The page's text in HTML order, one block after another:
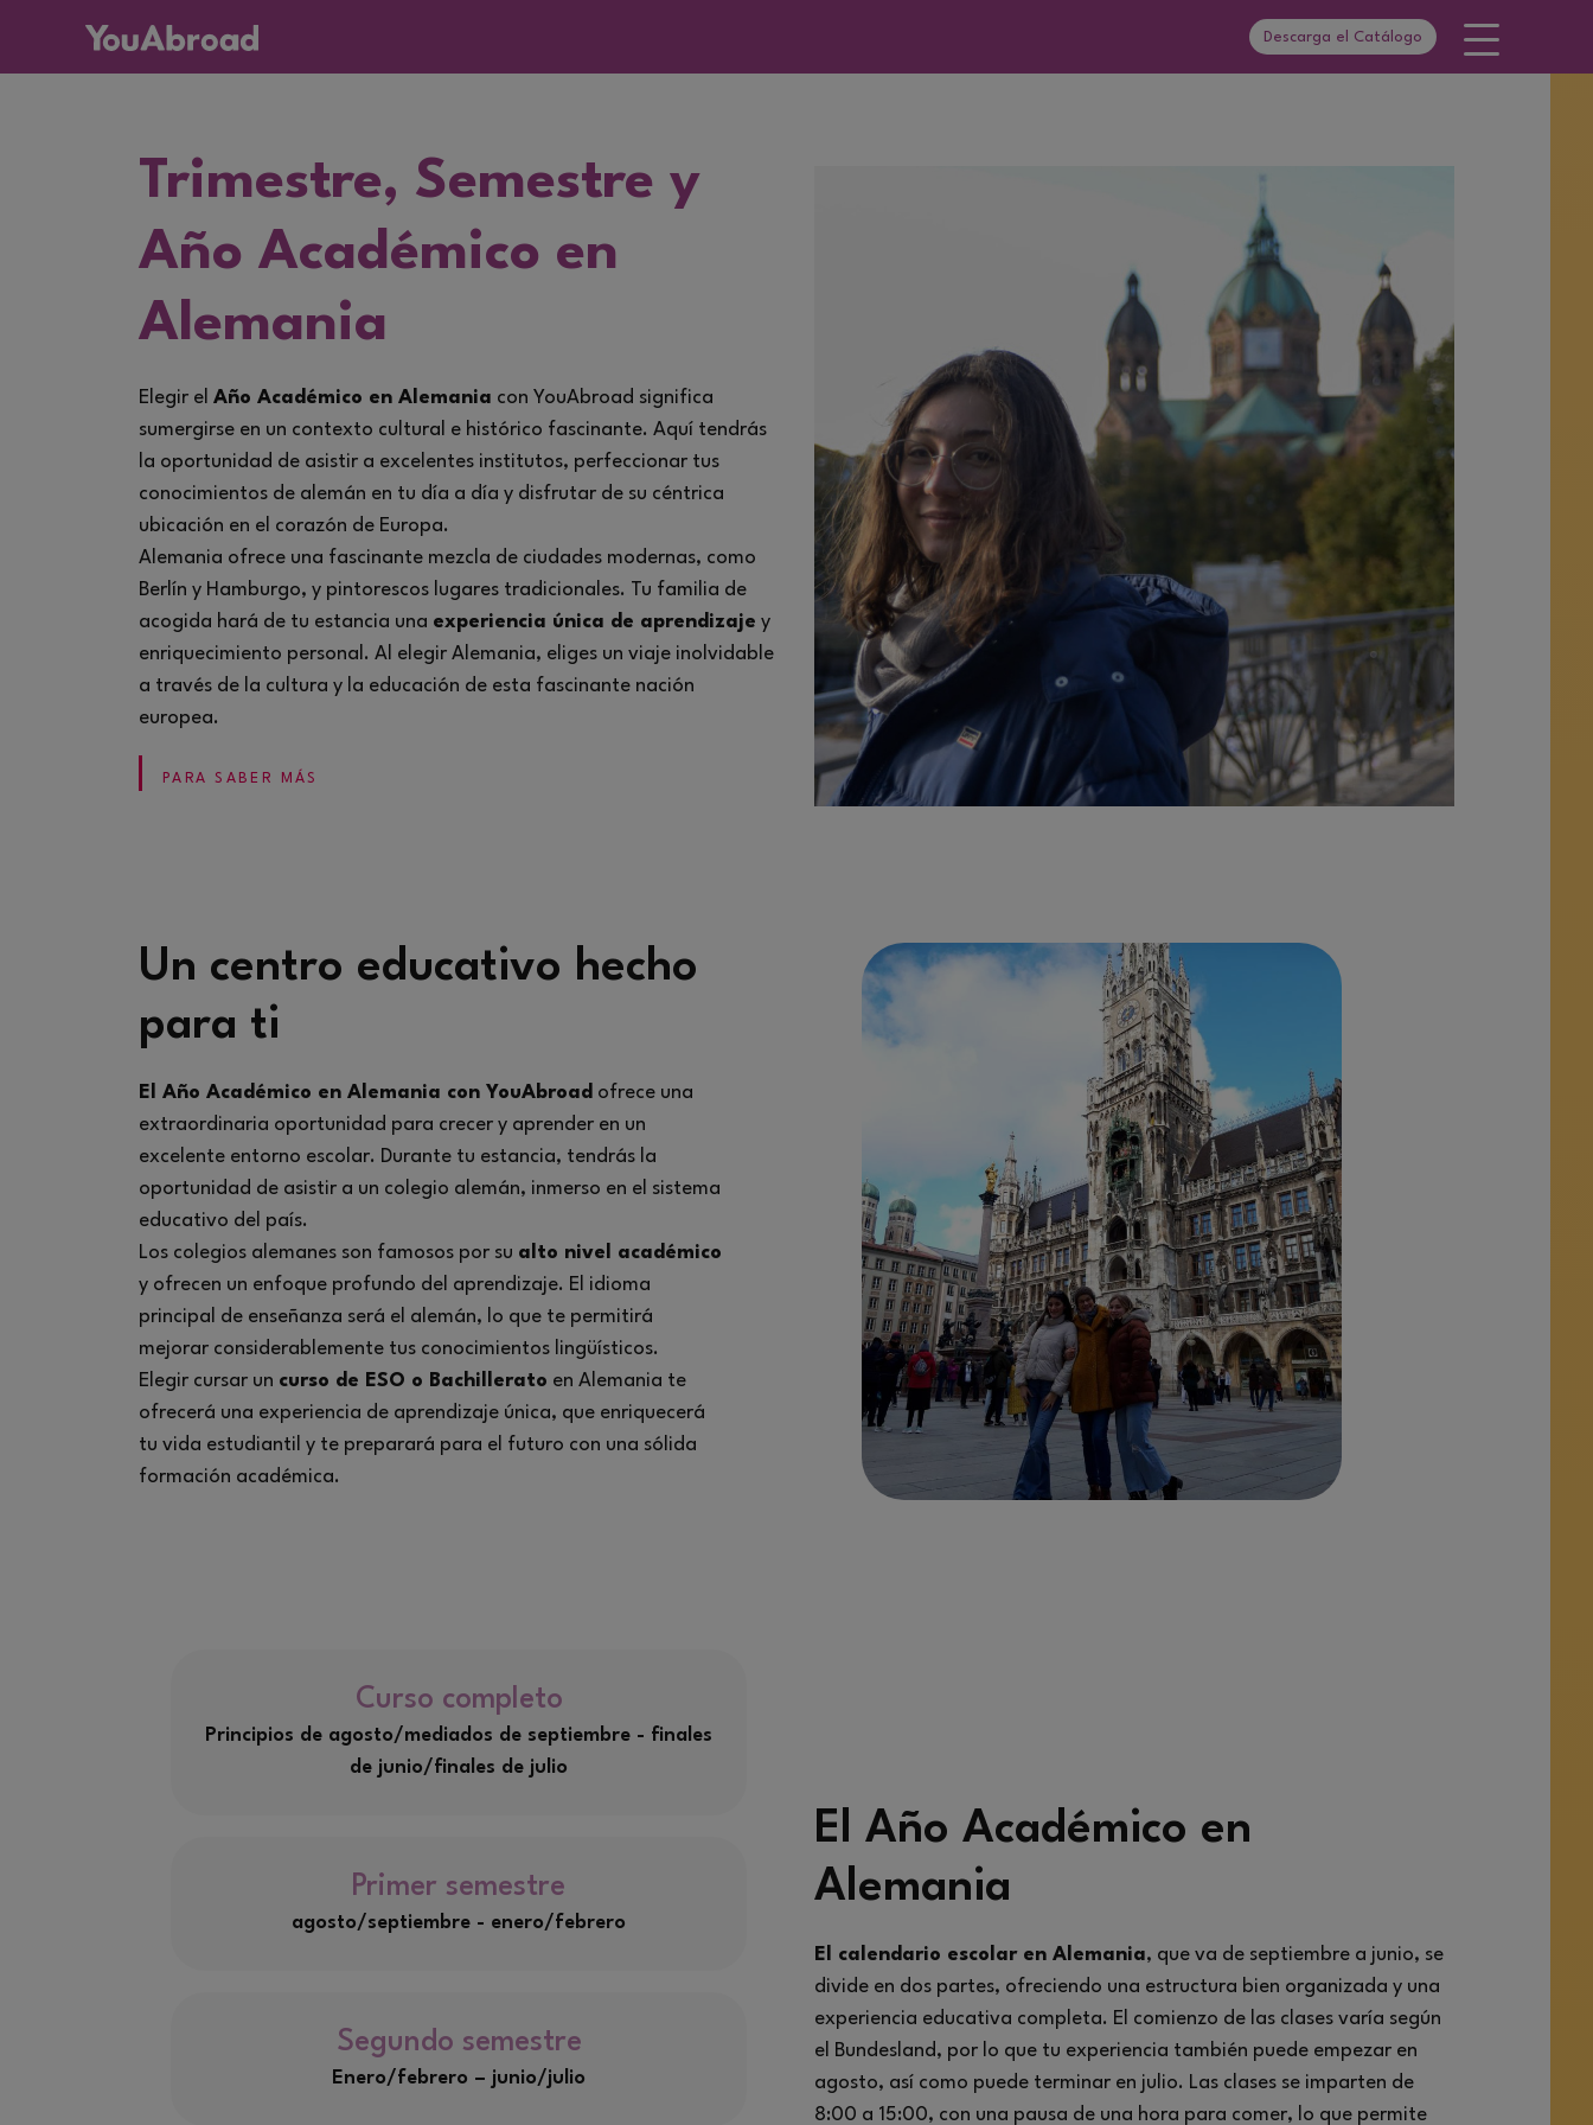
Descarga el Catálogo
Trimestre, Semestre y
Año Académico en
Alemania
Elegir el Año Académico en Alemania con YouAbroad significa
sumergirse en un contexto cultural e histórico fascinante. Aquí tendrás
la oportunidad de asistir a excelentes institutos, perfeccionar tus
conocimientos de alemán en tu día a día y disfrutar de su céntrica
ubicación en el corazón de Europa.
Alemania ofrece una fascinante mezcla de ciudades modernas, como
Berlín y Hamburgo, y pintorescos lugares tradicionales. Tu familia de
acogida hará de tu estancia una experiencia única de aprendizaje y
enriquecimiento personal. Al elegir Alemania, eliges un viaje inolvidable
a través de la cultura y la educación de esta fascinante nación
europea.
PARA SABER MÁS
Un centro educativo hecho
para ti
El Año Académico en Alemania con YouAbroad ofrece una
extraordinaria oportunidad para crecer y aprender en un
excelente entorno escolar. Durante tu estancia, tendrás la
oportunidad de asistir a un colegio alemán, inmerso en el sistema
educativo del país.
Los colegios alemanes son famosos por su alto nivel académico
y ofrecen un enfoque profundo del aprendizaje. El idioma
principal de enseñanza será el alemán, lo que te permitirá
mejorar considerablemente tus conocimientos lingüísticos.
Elegir cursar un curso de ESO o Bachillerato en Alemania te
ofrecerá una experiencia de aprendizaje única, que enriquecerá
tu vida estudiantil y te preparará para el futuro con una sólida
formación académica.
Curso completo
Principios de agosto/mediados de septiembre - finales
de junio/finales de julio
Primer semestre
agosto/septiembre - enero/febrero
Segundo semestre
Enero/febrero – junio/julio
El Año Académico en
Alemania
El calendario escolar en Alemania, que va de septiembre a junio, se
divide en dos partes, ofreciendo una estructura bien organizada y una
experiencia educativa completa. El comienzo de las clases varía según
el Bundesland, por lo que tu experiencia también puede empezar en
agosto, así como puede terminar en julio. Las clases se imparten de
8:00 a 15:00, con una pausa de una hora para comer, lo que permite